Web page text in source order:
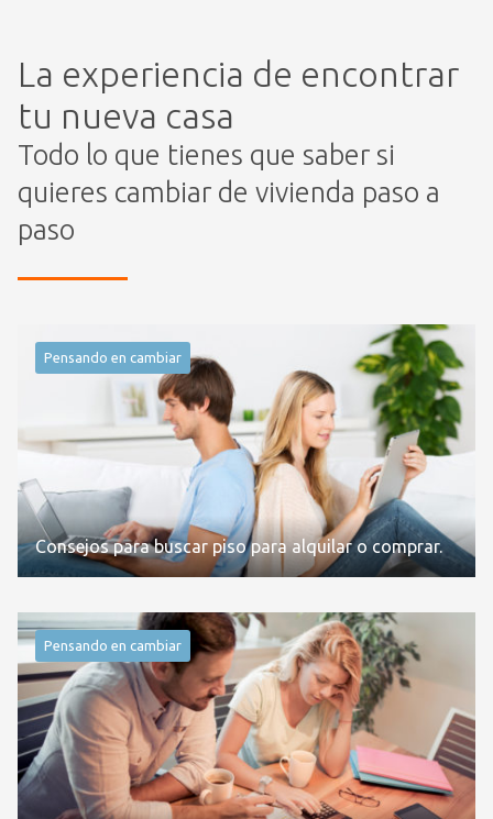
La experiencia de encontrar
tu nueva casa
Todo lo que tienes que saber si
quieres cambiar de vivienda paso a
paso
Pensando en cambiar
Consejos para buscar piso para alquilar o comprar.
Pensando en cambiar